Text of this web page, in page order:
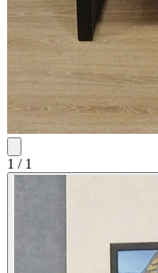
1 / 1